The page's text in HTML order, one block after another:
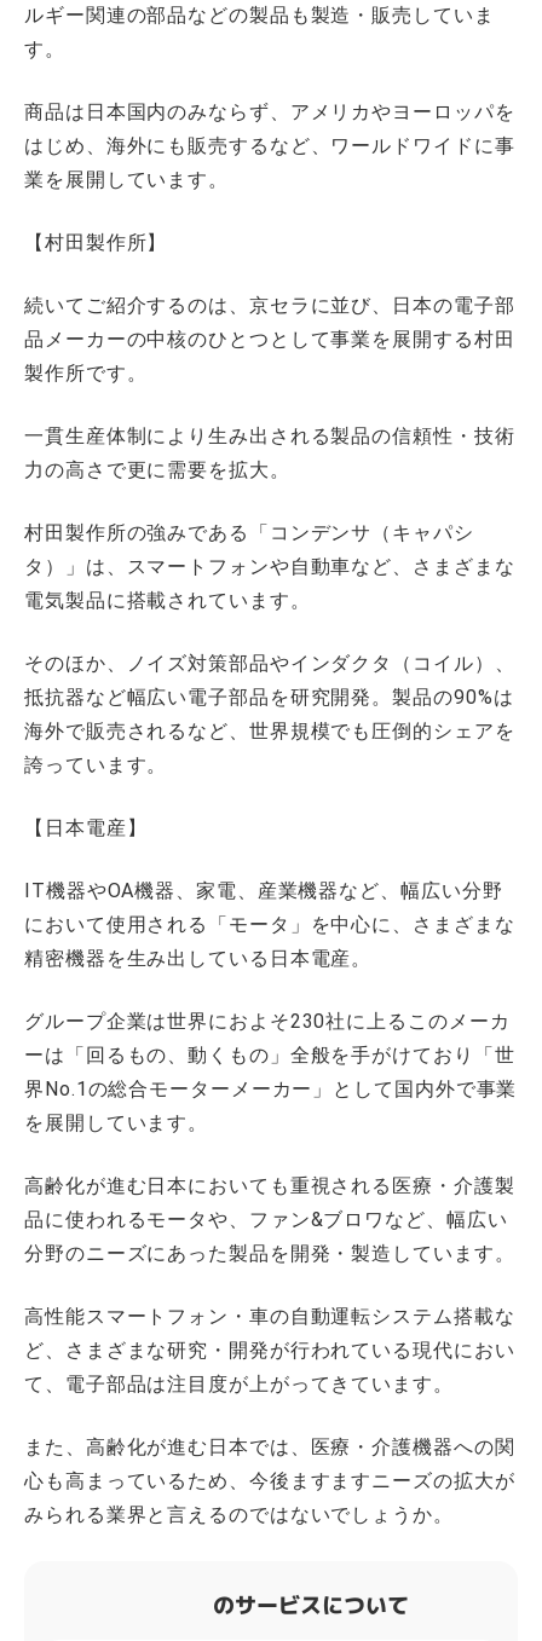
ルギー関連の部品などの製品も製造・販売していま
す。
商品は日本国内のみならず、アメリカやヨーロッパを
はじめ、海外にも販売するなど、ワールドワイドに事
業を展開しています。
【村田製作所】
続いてご紹介するのは、京セラに並び、日本の電子部
品メーカーの中核のひとつとして事業を展開する村田
製作所です。
一貫生産体制により生み出される製品の信頼性・技術
力の高さで更に需要を拡大。
村田製作所の強みである「コンデンサ（キャパシ
タ）」は、スマートフォンや自動車など、さまざまな
電気製品に搭載されています。
そのほか、ノイズ対策部品やインダクタ（コイル）、
抵抗器など幅広い電子部品を研究開発。製品の90%は
海外で販売されるなど、世界規模でも圧倒的シェアを
誇っています。
【日本電産】
IT機器やOA機器、家電、産業機器など、幅広い分野
において使用される「モータ」を中心に、さまざまな
精密機器を生み出している日本電産。
グループ企業は世界におよそ230社に上るこのメーカ
ーは「回るもの、動くもの」全般を手がけており「世
界No.1の総合モーターメーカー」として国内外で事業
を展開しています。
高齢化が進む日本においても重視される医療・介護製
品に使われるモータや、ファン&ブロワなど、幅広い
分野のニーズにあった製品を開発・製造しています。
高性能スマートフォン・車の自動運転システム搭載な
ど、さまざまな研究・開発が行われている現代におい
て、電子部品は注目度が上がってきています。
また、高齢化が進む日本では、医療・介護機器への関
心も高まっているため、今後ますますニーズの拡大が
みられる業界と言えるのではないでしょうか。
のサービスについて